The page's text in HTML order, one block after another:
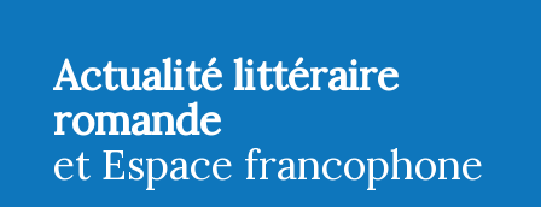
Actualité littéraire
romande
et Espace francophone